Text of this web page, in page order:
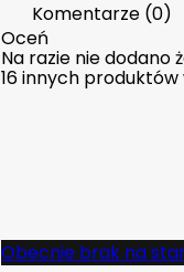
Komentarze (0)
Oceń
Na razie nie dodano
16 innych
Obecnie brak na